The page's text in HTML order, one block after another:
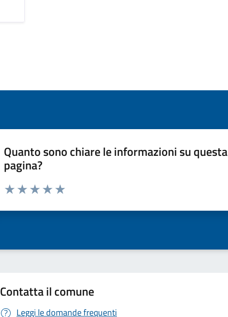
Quanto sono chiare le informazioni su questa
pagina?
Valuta da 1 a 5 stelle la pagina
Contatta il comune
Leggi le domande frequenti